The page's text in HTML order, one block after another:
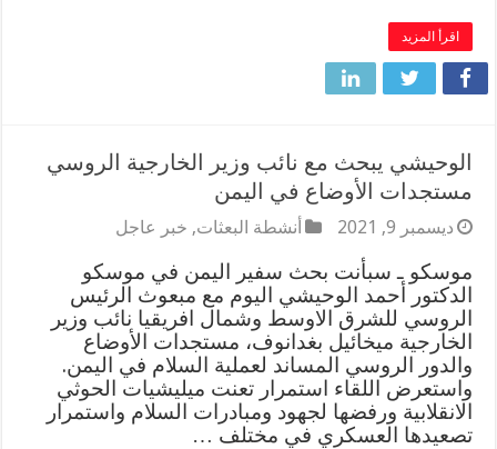
اقرأ المزيد
الوحيشي يبحث مع نائب وزير الخارجية الروسي
مستجدات الأوضاع في اليمن
ديسمبر 9, 2021 أنشطة البعثات, خبر عاجل
موسكو ـ سبأنت بحث سفير اليمن في موسكو
الدكتور أحمد الوحيشي اليوم مع مبعوث الرئيس
الروسي للشرق الاوسط وشمال افريقيا نائب وزير
الخارجية ميخائيل بغدانوف، مستجدات الأوضاع
والدور الروسي المساند لعملية السلام في اليمن.
واستعرض اللقاء استمرار تعنت ميليشيات الحوثي
الانقلابية ورفضها لجهود ومبادرات السلام واستمرار
تصعيدها العسكري في مختلف …